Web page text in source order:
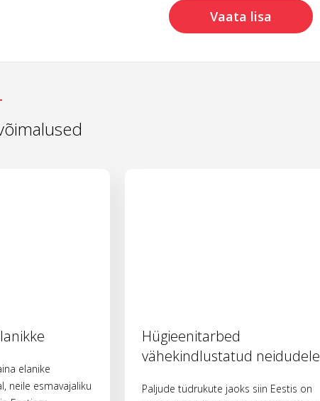
Vaata lisa
elanike
neile esmavajaliku
Hügieenitarbed
vähekindlustatud neidudele
Paljude tüdrukute jaoks siin Eestis on